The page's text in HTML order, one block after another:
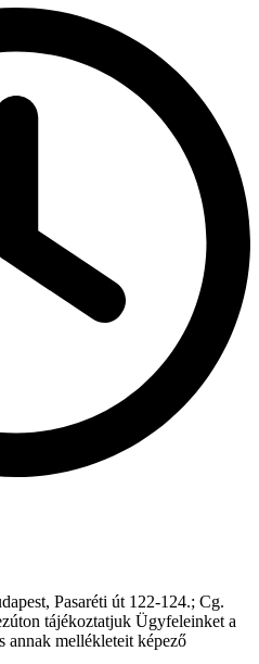
Pasaréti út 122-124.; Cg.
tájékoztatjuk Ügyfeleinket a
annak mellékleteit képező